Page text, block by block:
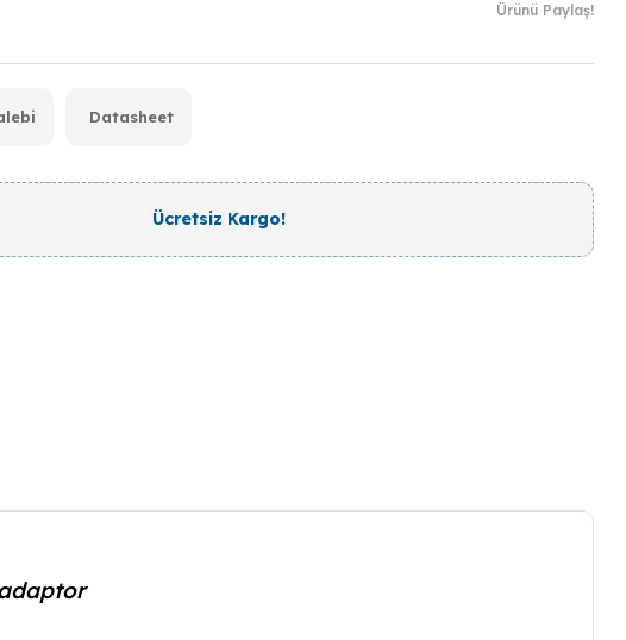
Ürünü Paylaş!
Datasheet
Ücretsiz Kargo!
adaptor